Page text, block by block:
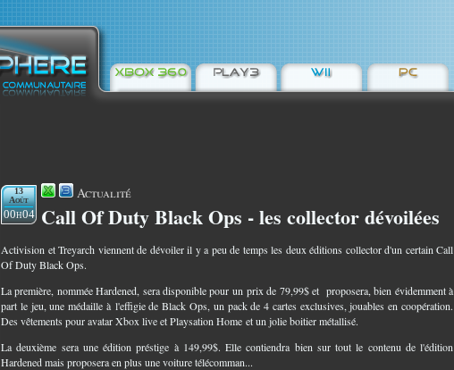
13
Août
00h04
Actualité
Call Of Duty Black Ops - les collector dévoilées
Activision et Treyarch viennent de dévoiler il y a peu de temps les deux éditions collector d'un certain Call
Of Duty Black Ops.
La première, nommée Hardened, sera disponible pour un prix de 79,99$ et proposera, bien évidemment à
part le jeu, une médaille à l'effigie de Black Ops, un pack de 4 cartes exclusives, jouables en coopération.
Des vêtements pour avatar Xbox live et Playsation Home et un jolie boitier métallisé.
La deuxième sera une édition préstige à 149,99$. Elle contiendra bien sur tout le contenu de l'édition
Hardened mais proposera en plus une voiture télécomman...